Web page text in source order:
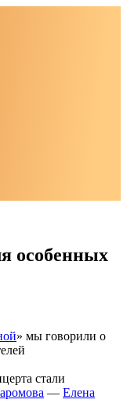
особенных
» мы говорили о
стали
— Елена